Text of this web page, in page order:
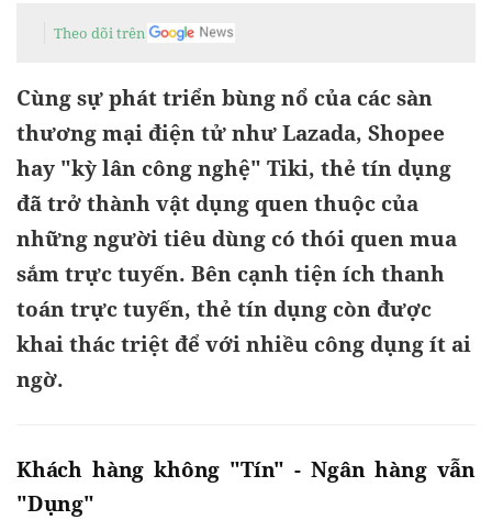
Theo dõi trên
Cùng sự phát triển bùng nổ của các sàn
thương mại điện tử như Lazada, Shopee
hay "kỳ lân công nghệ" Tiki, thẻ tín dụng
đã trở thành vật dụng quen thuộc của
những người tiêu dùng có thói quen mua
sắm trực tuyến. Bên cạnh tiện ích thanh
toán trực tuyến, thẻ tín dụng còn được
khai thác triệt để với nhiều công dụng ít ai
ngờ.
Khách hàng không "Tín" - Ngân hàng vẫn
"Dụng"